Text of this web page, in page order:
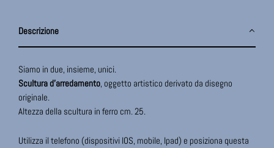
Descrizione
Siamo in due, insieme, unici.
Scultura d'arredamento, oggetto artistico derivato da disegno
originale.
Altezza della scultura in ferro cm. 25.
Utilizza il telefono (dispositivi IOS, mobile, Ipad) e posiziona questa